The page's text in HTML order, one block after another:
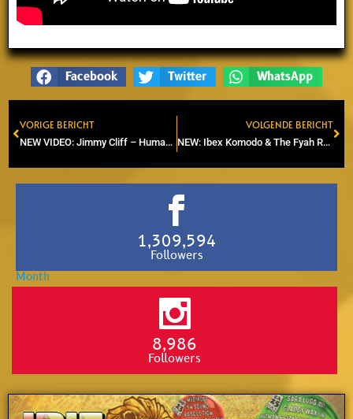
Facebook Twitter WhatsApp
Prev
VORIGE BERICHT
NEW VIDEO: Jimmy Cliff – Human Touch (Acoustic video)
VOLGENDE BERICHT
NEW: Ibex Komodo & The Fyah Roots Band – Waiting (2022)
1,309,594
Followers
8,986
Followers